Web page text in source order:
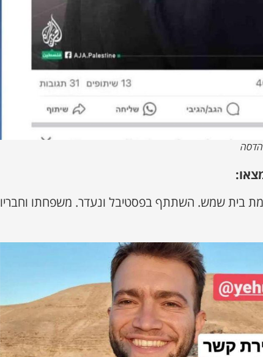
הדסה
בית שמש. השתתף בפסטיבל ונעדר. משפחתו וחבריו